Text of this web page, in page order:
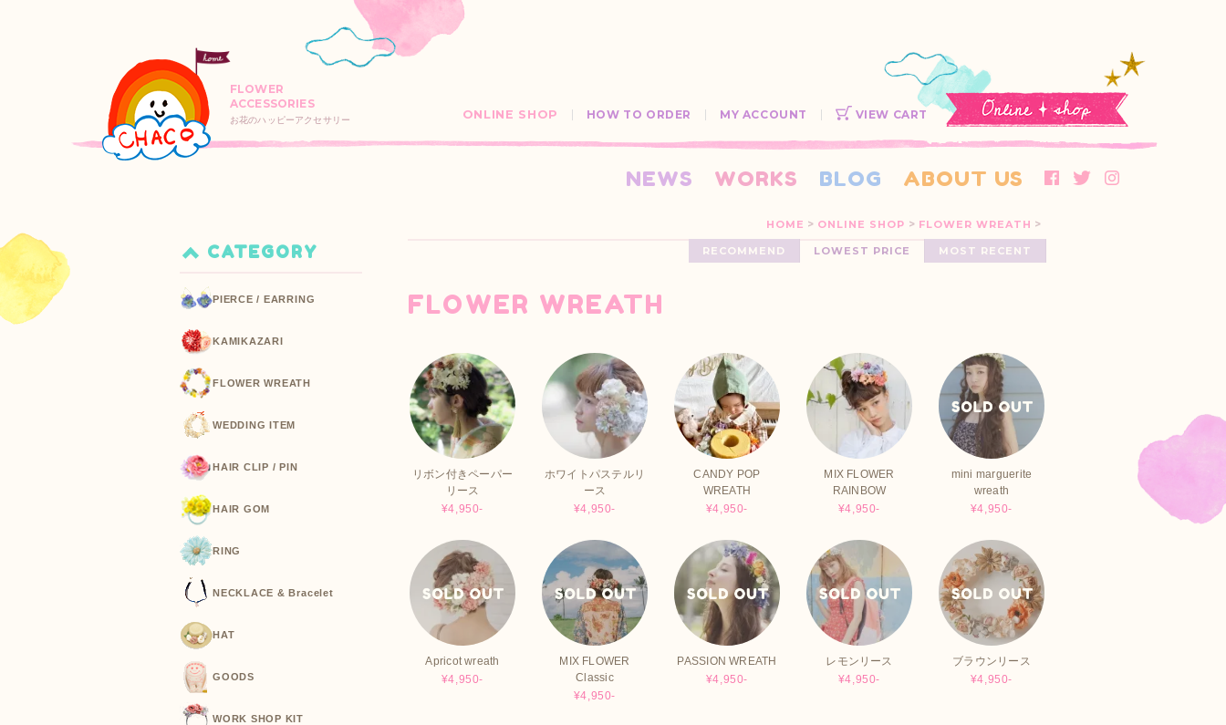
FLOWER
ACCESSORIES
お花のハッピーアクセサリー ONLINE SHOP HOW TO ORDER MY ACCOUNT VIEW CART
NEWS WORKS BLOG ABOUT US
HOME > ONLINE SHOP > FLOWER WREATH >
RECOMMEND LOWEST PRICE MOST RECENT
FLOWER WREATH
リボン付きペーパー
リース
¥4,950-
ホワイトパステルリ
ース
¥4,950-
CANDY POP
WREATH
¥4,950-
MIX FLOWER
RAINBOW
¥4,950-
mini marguerite
wreath
¥4,950-
Apricot wreath
¥4,950-
MIX FLOWER
Classic
¥4,950-
PASSION WREATH
¥4,950-
レモンリース
¥4,950-
ブラウンリース
¥4,950-
CATEGORY
PIERCE / EARRING
KAMIKAZARI
FLOWER WREATH
WEDDING ITEM
HAIR CLIP / PIN
HAIR GOM
RING
NECKLACE & Bracelet
HAT
GOODS
WORK SHOP KIT